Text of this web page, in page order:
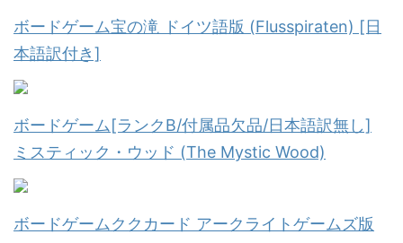
ボードゲーム宝の滝 ドイツ語版 (Flusspiraten) [日
本語訳付き]
ボードゲーム[ランクB/付属品欠品/日本語訳無し]
ミスティック・ウッド (The Mystic Wood)
ボードゲームククカード アークライトゲームズ版